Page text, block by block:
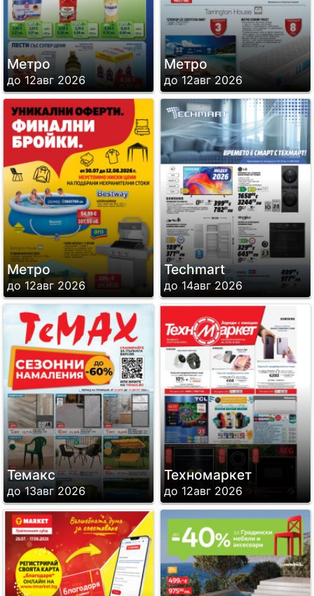
Метро
до 12авг 2026
Метро
до 12авг 2026
Метро
до 12авг 2026
Techmart
до 14авг 2026
Темакс
до 13авг 2026
Техномаркет
до 12авг 2026